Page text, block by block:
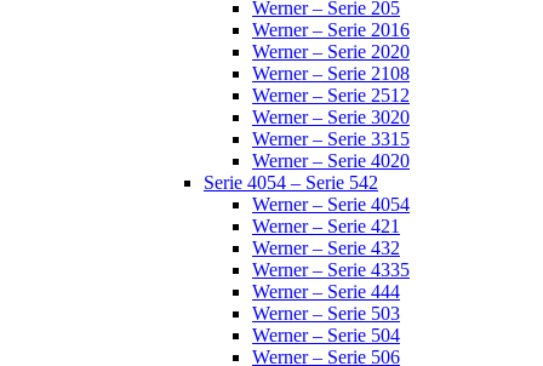
Werner – Serie 205
Werner – Serie 2016
Werner – Serie 2020
Werner – Serie 2108
Werner – Serie 2512
Werner – Serie 3020
Werner – Serie 3315
Werner – Serie 4020
Serie 4054 – Serie 542
Werner – Serie 4054
Werner – Serie 421
Werner – Serie 432
Werner – Serie 4335
Werner – Serie 444
Werner – Serie 503
Werner – Serie 504
Werner – Serie 506